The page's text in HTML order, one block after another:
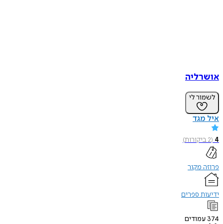
אושרליה
לשמור לי
איל מגד
4
(
2ביקורות)
פרוזה מקור
ידיעות ספרים
374 עמודים